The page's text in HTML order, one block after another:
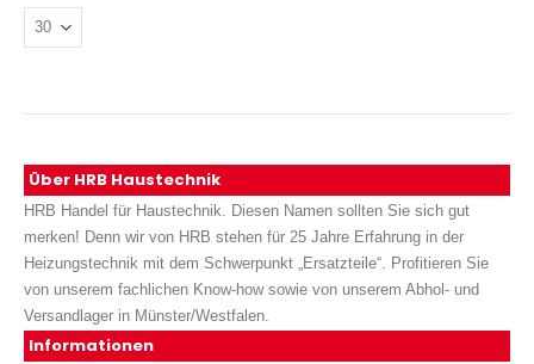
Über HRB Haustechnik
HRB Handel für Haustechnik. Diesen Namen sollten Sie sich gut
merken! Denn wir von HRB stehen für 25 Jahre Erfahrung in der
Heizungstechnik mit dem Schwerpunkt „Ersatzteile“. Profitieren Sie
von unserem fachlichen Know-how sowie von unserem Abhol- und
Versandlager in Münster/Westfalen.
Informationen